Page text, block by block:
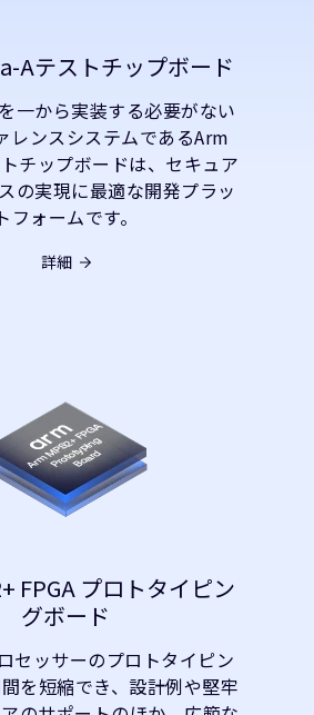
Aテストチップボード
一から実装する必要がない
レンスシステムであるArm
チップボードは、セキュア
の実現に最適な開発プラッ
トフォームです。
詳細
FPGA プロトタイピン
グボード
セッサーのプロトタイピン
を短縮でき、設計例や堅牢